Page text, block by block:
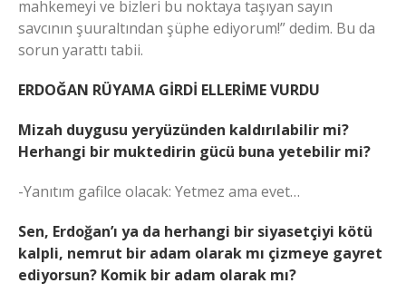
mahkemeyi ve bizleri bu noktaya taşıyan sayın
savcının şuuraltından şüphe ediyorum!” dedim. Bu da
sorun yarattı tabii.
ERDOĞAN RÜYAMA GİRDİ ELLERİME VURDU
Mizah duygusu yeryüzünden kaldırılabilir mi?
Herhangi bir muktedirin gücü buna yetebilir mi?
-Yanıtım gafilce olacak: Yetmez ama evet…
Sen, Erdoğan’ı ya da herhangi bir siyasetçiyi kötü
kalpli, nemrut bir adam olarak mı çizmeye gayret
ediyorsun? Komik bir adam olarak mı?